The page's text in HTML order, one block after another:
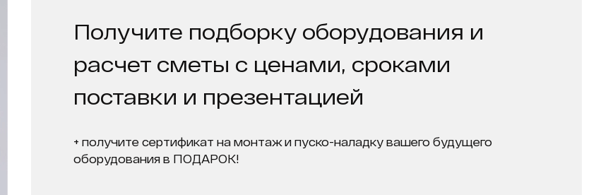
Получите подборку оборудования и
расчет сметы с ценами, сроками
поставки и презентацией
+ получите сертификат на монтаж и пуско-наладку вашего будущего
оборудования в ПОДАРОК!